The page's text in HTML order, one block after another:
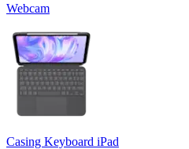
Webcam
Casing Keyboard iPad